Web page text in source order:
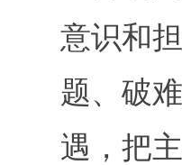
意识和
题、破
遇，把